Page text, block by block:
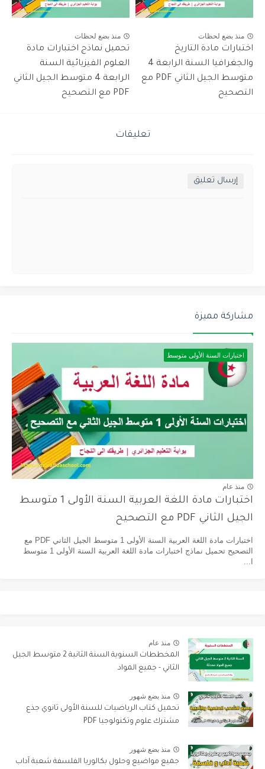
منذ بضع لحظات
اختبارات مادة التاريخ
والجغرافيا السنة الرابعة 4
متوسط الجيل الثاني PDF مع
التصحيح
منذ بضع لحظات
تحميل نماذج اختبارات مادة
العلوم الفيزيائية السنة
الرابعة 4 متوسط الجيل الثاني
PDF مع التصحيح
تعليقات
إرسال تعليق
مشاركة مميزة
اختبارات السنة الأولى متوسط
منذ عام
اختبارات مادة اللغة العربية السنة الأولى 1 متوسط
الجيل الثاني PDF مع التصحيح
اختبارات مادة اللغة العربية السنة الأولى 1 متوسط الجيل الثاني PDF مع
التصحيح تحميل نماذج اختبارات مادة اللغة العربية السنة الأولى 1 متوسط
منذ عام
المخططات السنوية السنة الثانية 2 متوسط الجيل
الثاني - جميع المواد
منذ بضع شهور
تحميل كتاب الرياضيات للسنة الأولى ثانوي جذع
مشترك علوم وتكنولوجيا PDF
منذ بضع شهور
جميع مواضيع وحلول بكالوريا الفلسفة شعبة آداب